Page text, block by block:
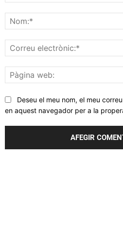
Deseu el meu nom, el meu
en aquest navegador per a la